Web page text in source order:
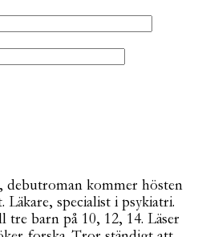
debutroman kommer hösten
specialist i psykiatri.
tre barn på 10, 12, 14. Läser